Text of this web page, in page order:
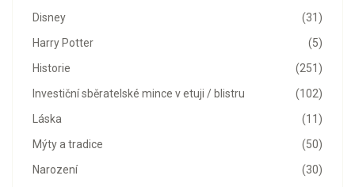
(31)
Disney
(5)
Harry Potter
(251)
Historie
(102)
Investiční sběratelské mince v etuji / blistru
(11)
Láska
(50)
Mýty a tradice
(30)
Narození